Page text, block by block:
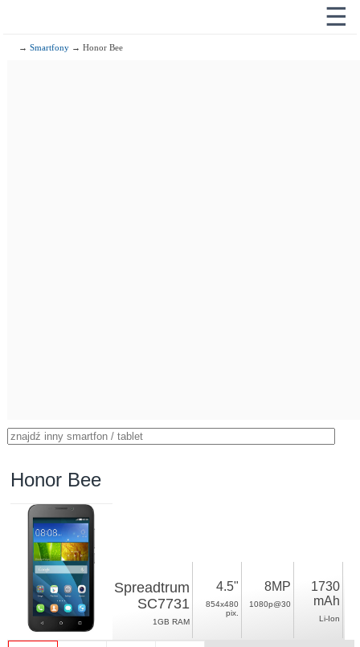
☰
→Smartfony → Honor Bee
Honor Bee
Spreadtrum
SC7731
1GB RAM
4.5"
854x480
pix.
8MP
1080p@30
1730
mAh
Li-Ion